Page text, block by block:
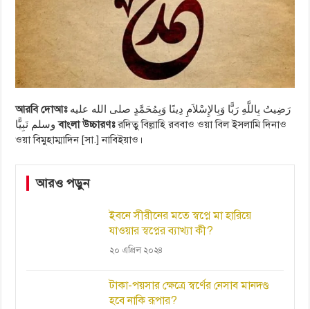
আরবি দোআঃرَضِيتُ بِاللَّهِ رَبًّا وَبِالإِسْلاَمِ دِينًا وَبِمُحَمَّدٍ صلى الله عليه
وسلم نَبِيًّاবাংলা উচ্চারণঃরদিতু বিল্লাহি রববাও ওয়া বিল ইসলামি দিনাও
ওয়া বিমুহাম্মাদিন [সা.] নাবিইয়াও।
আরও পড়ুন
ইবনে সীরীনের মতে স্বপ্নে মা হারিয়ে
যাওয়ার স্বপ্নের ব্যাখ্যা কী?
২০ এপ্রিল ২০২৪
টাকা-পয়সার ক্ষেত্রে স্বর্ণের নেসাব মানদণ্ড
হবে নাকি রূপার?